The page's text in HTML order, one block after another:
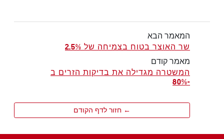
המאמר הבא
שר האוצר בטוח בצמיחה של 2.5%
מאמר קודם
המשטרה מגדילה את בדיקות הזרים ב
-80%
← חזור לדף הקודם